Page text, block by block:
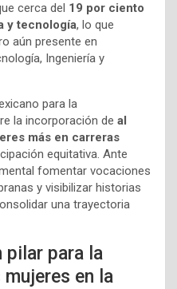
cerca del 19 por ciento
y tecnología, lo que
aún presente en
Ingeniería y
para la
la incorporación de al
más en carreras
equitativa. Ante
fomentar vocaciones
y visibilizar historias
una trayectoria
pilar para la
en la